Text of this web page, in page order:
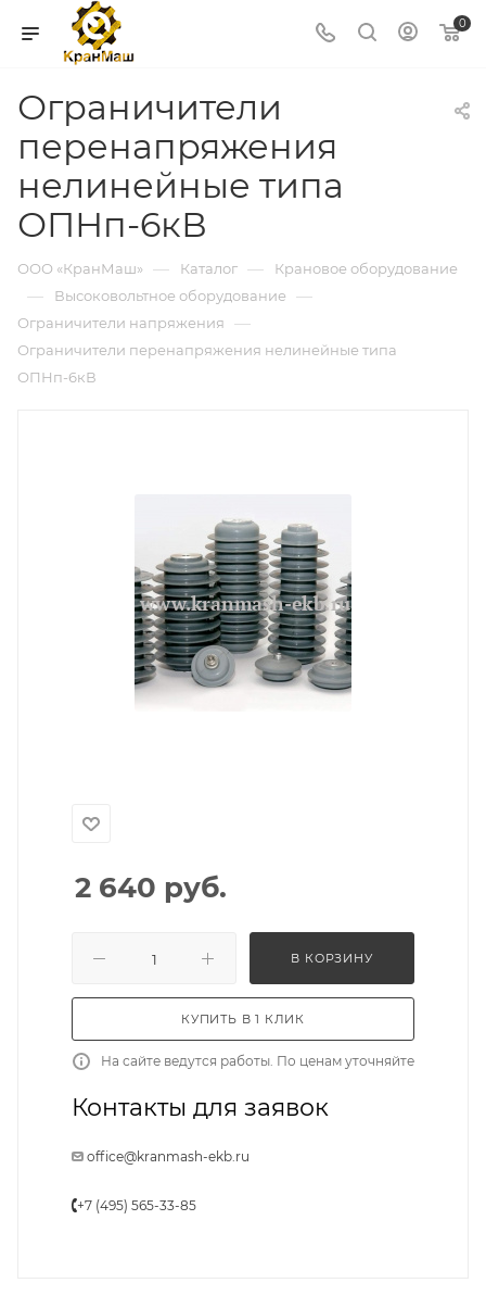
0
Ограничители
перенапряжения
нелинейные типа
ОПНп-6кВ
ООО «КранМаш» — Каталог — Крановое оборудование
— Высоковольтное оборудование —
Ограничители напряжения —
Ограничители перенапряжения нелинейные типа
ОПНп-6кВ
2 640 руб.
В КОРЗИНУ
КУПИТЬ В 1 КЛИК
На сайте ведутся работы. По ценам уточняйте
Контакты для заявок
office@kranmash-ekb.ru
+7 (495) 565-33-85